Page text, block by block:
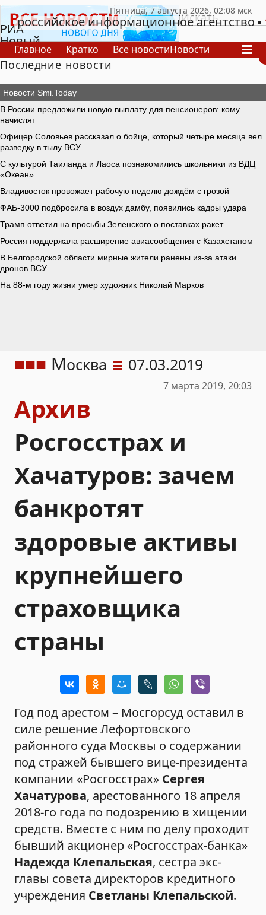
РИА
Новый
День
российское информационное агентство
Главное Кратко Все новостиНовости
В России
В мире
СпецпроектыПроекты Архив
Последние новости
Москва 07.03.2019
7 марта 2019, 20:03
Архив
Росгосстрах и
Хачатуров: зачем
банкротят
здоровые активы
крупнейшего
страховщика
страны
Год под арестом – Мосгорсуд оставил в
силе решение Лефортовского
районного суда Москвы о содержании
под стражей бывшего вице-президента
компании «Росгосстрах» Сергея
Хачатурова, арестованного 18 апреля
2018-го года по подозрению в хищении
средств. Вместе с ним по делу проходит
бывший акционер «Росгосстрах-банка»
Надежда Клепальская, сестра экс-
главы совета директоров кредитного
учреждения Светланы Клепальской.